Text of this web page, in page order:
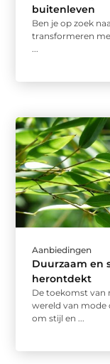
buitenleven
Ben je op zoek
transformeren
Aanbiedingen
Duurzaam en
herontdekt
De toekomst van
wereld van mode
om stijl en ...